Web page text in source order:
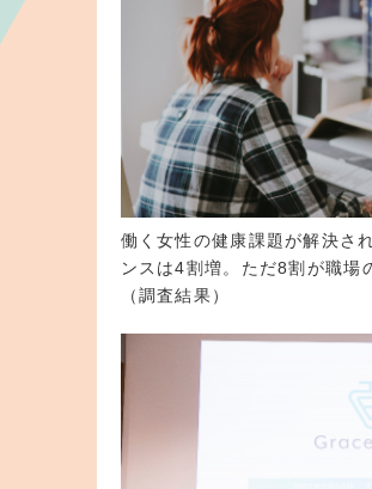
働く女性の健康課題が解決さ
ンスは4割増。ただ8割が職場
（調査結果）